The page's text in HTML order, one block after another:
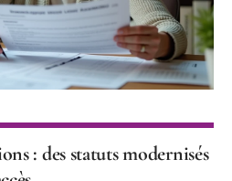
: des statuts modernisés